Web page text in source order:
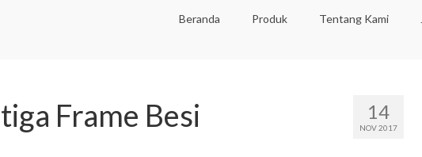
Beranda Produk Tentang Kami
14
NOV 2017
Frame Besi